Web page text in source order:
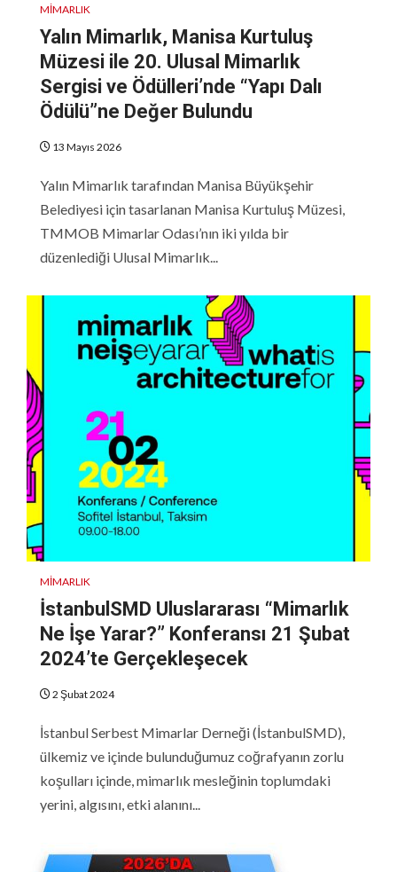
MIMARLIK
Yalın Mimarlık, Manisa Kurtuluş
Müzesi ile 20. Ulusal Mimarlık
Sergisi ve Ödülleri’nde “Yapı Dalı
Ödülü”ne Değer Bulundu
13 Mayıs 2026
Yalın Mimarlık tarafından Manisa Büyükşehir
Belediyesi için tasarlanan Manisa Kurtuluş Müzesi,
TMMOB Mimarlar Odası’nın iki yılda bir
düzenlediği Ulusal Mimarlık...
MIMARLIK
İstanbulSMD Uluslararası “Mimarlık
Ne İşe Yarar?” Konferansı 21 Şubat
2024’te Gerçekleşecek
2 Şubat 2024
İstanbul Serbest Mimarlar Derneği (İstanbulSMD),
ülkemiz ve içinde bulunduğumuz coğrafyanın zorlu
koşulları içinde, mimarlık mesleğinin toplumdaki
yerini, algısını, etki alanını...